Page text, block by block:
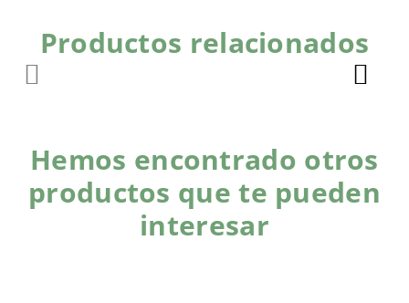
Productos relacionados
Hemos encontrado otros
productos que te pueden
interesar